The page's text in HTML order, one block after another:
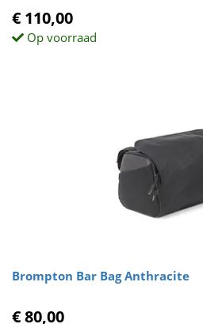
€ 110,00
Op voorraad
Brompton Bar Bag Anthracite
€ 80,00